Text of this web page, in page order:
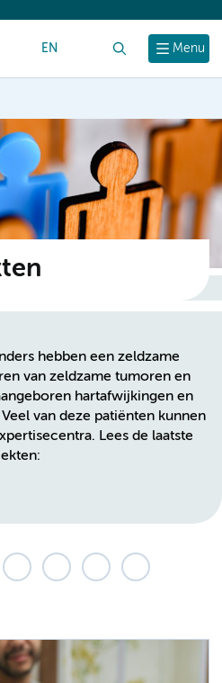
Menu
EN
hebben een zeldzame
van zeldzame tumoren en
hartafwijkingen en
van deze patiënten kunnen
Lees de laatste